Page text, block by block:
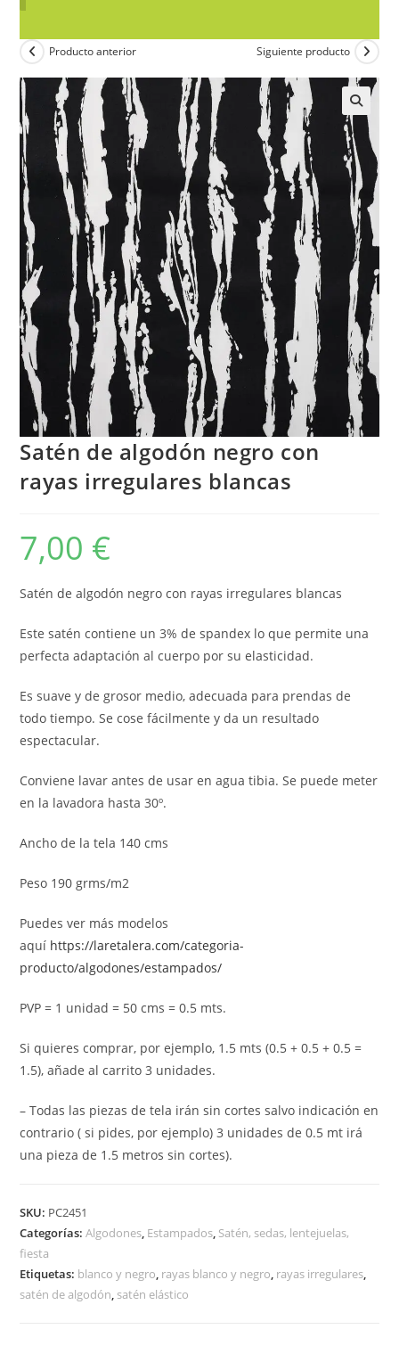
Producto anterior Siguiente producto
🔍
Satén de algodón negro con
rayas irregulares blancas
7,00 €
Satén de algodón negro con rayas irregulares blancas
Este satén contiene un 3% de spandex lo que permite una
perfecta adaptación al cuerpo por su elasticidad.
Es suave y de grosor medio, adecuada para prendas de
todo tiempo. Se cose fácilmente y da un resultado
espectacular.
Conviene lavar antes de usar en agua tibia. Se puede meter
en la lavadora hasta 30º.
Ancho de la tela 140 cms
Peso 190 grms/m2
Puedes ver más modelos
aquí https://laretalera.com/categoria-
producto/algodones/estampados/
PVP = 1 unidad = 50 cms = 0.5 mts.
Si quieres comprar, por ejemplo, 1.5 mts (0.5 + 0.5 + 0.5 =
1.5), añade al carrito 3 unidades.
– Todas las piezas de tela irán sin cortes salvo indicación en
contrario ( si pides, por ejemplo) 3 unidades de 0.5 mt irá
una pieza de 1.5 metros sin cortes).
SKU: PC2451
Categorías:Algodones, Estampados, Satén, sedas, lentejuelas,
fiesta
Etiquetas: blanco y negro, rayas blanco y negro, rayas irregulares,
satén de algodón, satén elástico